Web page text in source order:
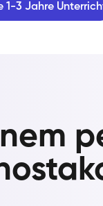
1-3 Jahre